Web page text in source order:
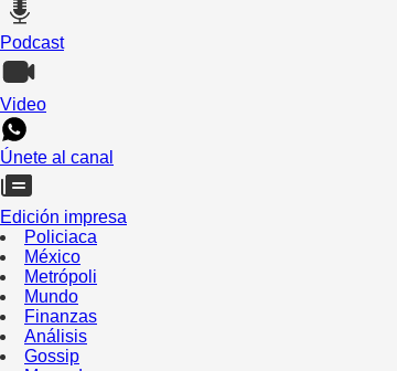
Podcast
Video
Únete al canal
Edición impresa
Policiaca
México
Metrópoli
Mundo
Finanzas
Análisis
Gossip